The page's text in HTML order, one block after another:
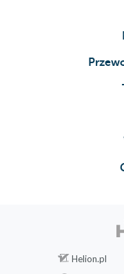
Helion.pl